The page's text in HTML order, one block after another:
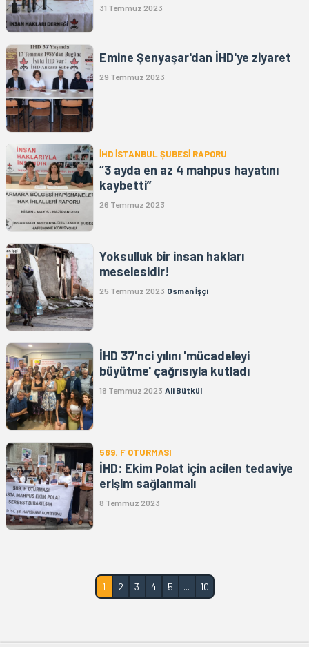
31 Temmuz 2023
Emine Şenyaşar'dan İHD'ye ziyaret
29 Temmuz 2023
İHD İSTANBUL ŞUBESİ RAPORU
“3 ayda en az 4 mahpus hayatını
kaybetti”
26 Temmuz 2023
Yoksulluk bir insan hakları
meselesidir!
25 Temmuz 2023 Osman İşçi
İHD 37'nci yılını 'mücadeleyi
büyütme' çağrısıyla kutladı
18 Temmuz 2023 Ali Bütkül
589. F OTURMASI
İHD: Ekim Polat için acilen tedaviye
erişim sağlanmalı
8 Temmuz 2023
1 2 3 4 5 ... 10